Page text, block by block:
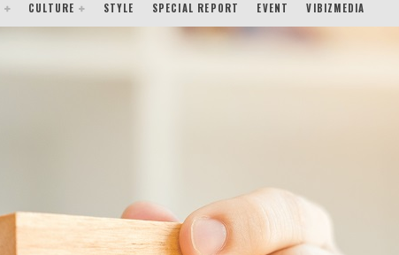
CULTURE STYLE SPECIAL REPORT EVENT VIBIZMEDIA